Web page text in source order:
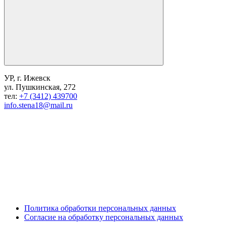
УР, г. Ижевск
ул. Пушкинская, 272
тел: +7 (3412) 439700
info.stena18@mail.ru
Политика обработки персональных данных
Согласие на обработку персональных данных